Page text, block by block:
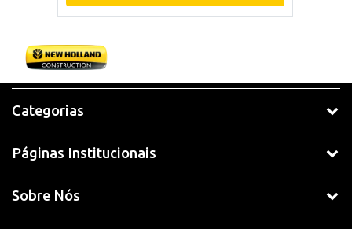
Categorias
Páginas Institucionais
Sobre Nós